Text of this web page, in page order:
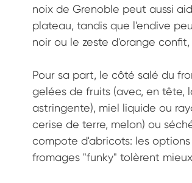
noix de Grenoble peut aussi
plateau, tandis que l'endive
noir ou le zeste d'orange
Pour sa part, le côté salé du
gelées de fruits (avec, en tête,
astringente), miel liquide ou
cerise de terre, melon) ou
compote d'abricots: les
fromages "funky" tolèrent